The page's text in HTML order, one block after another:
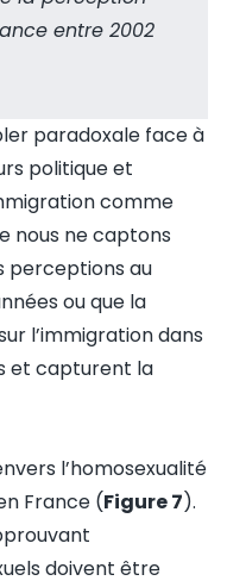
entre 2002
paradoxale face à
politique et
comme
nous ne captons
perceptions au
ou que la
l’immigration dans
et capturent la
l’homosexualité
France (Figure 7).
doivent être